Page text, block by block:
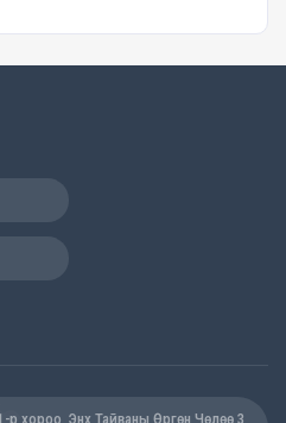
1-р хороо, Энх Тайваны Өргөн Чөлөө 3,